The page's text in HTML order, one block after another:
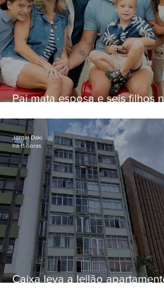
Pai mata esposa e seis filhos
Caixa leva a leilão apartamento
Jornal Daki
há 11 horas